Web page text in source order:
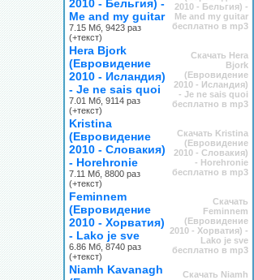
2010 - Бельгия) -
Me and my guitar
7.15 Мб, 9423 раз
(+текст)
2010 - Бельгия) -
Me and my guitar
бесплатно в mp3
Hera Bjork
(Евровидение
2010 - Исландия)
- Je ne sais quoi
7.01 Мб, 9114 раз
(+текст)
Скачать Hera
Bjork
(Евровидение
2010 - Исландия)
- Je ne sais quoi
бесплатно в mp3
Kristina
(Евровидение
2010 - Словакия)
- Horehronie
7.11 Мб, 8800 раз
(+текст)
Скачать Kristina
(Евровидение
2010 - Словакия)
- Horehronie
бесплатно в mp3
Feminnem
(Евровидение
2010 - Хорватия)
- Lako je sve
6.86 Мб, 8740 раз
(+текст)
Скачать
Feminnem
(Евровидение
2010 - Хорватия) -
Lako je sve
бесплатно в mp3
Niamh Kavanagh
Скачать Niamh